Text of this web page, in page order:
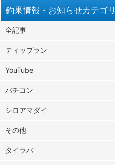
釣果情報・お知らせカテゴリ
全記事
ティップラン
YouTube
バチコン
シロアマダイ
その他
タイラバ